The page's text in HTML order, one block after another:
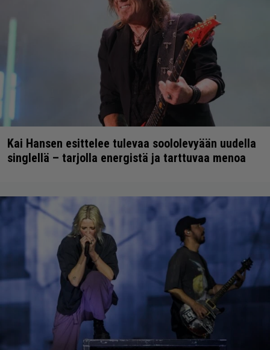
Kai Hansen esittelee tulevaa soololevyään uudella
singlellä – tarjolla energistä ja tarttuvaa menoa